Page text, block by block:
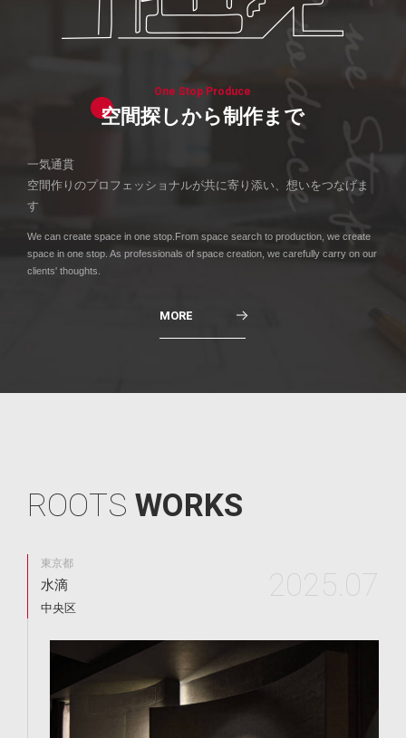
空間探しから制作まで
One Stop Produce
一気通貫
空間作りのプロフェッショナルが共に寄り添い、想いをつなげま
す
We can create space in one stop.From space search to production, we create
space in one stop. As professionals of space creation, we carefully carry on our
clients' thoughts.
MORE
ROOTSWORKS
東京都
水滴
中央区 2025.07